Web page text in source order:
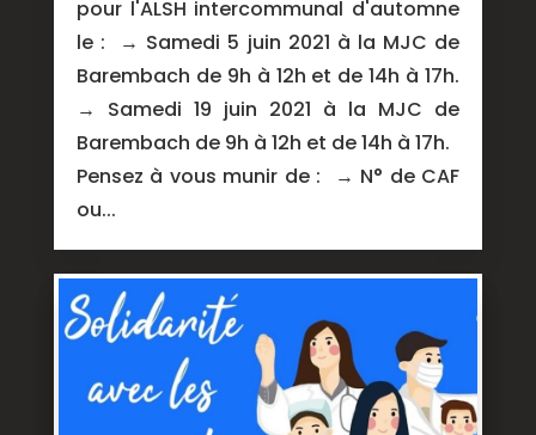
pour l'ALSH intercommunal d'automne
le : → Samedi 5 juin 2021 à la MJC de
Barembach de 9h à 12h et de 14h à 17h.
→ Samedi 19 juin 2021 à la MJC de
Barembach de 9h à 12h et de 14h à 17h.
Pensez à vous munir de : → N° de CAF
ou...